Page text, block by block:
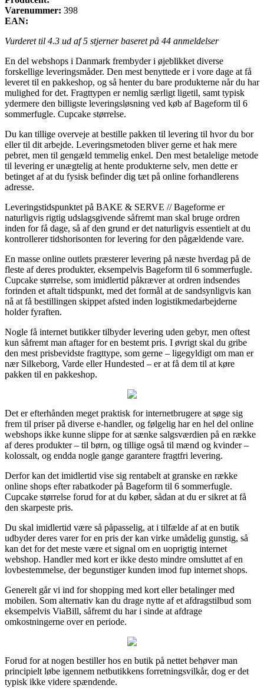
Varenummer: 398
EAN:
Vurderet til 4.3 ud af 5 stjerner baseret på 44 anmeldelser
En del webshops i Danmark frembyder i øjeblikket diverse
forskellige leveringsmåder. Den mest benyttede er i vore dage at få
leveret til en pakkeshop, og så henter du bare produkterne når du har
mulighed for det. Fragttypen er nemlig særligt ligetil, samt typisk
ydermere den billigste leveringsløsning ved køb af Bageform til 6
sommerfugle. Cupcake størrelse.
Du kan tillige overveje at bestille pakken til levering til hvor du bor
eller til dit arbejde. Leveringsmetoden bliver gerne et hak mere
pebret, men til gengæld temmelig enkel. Den mest betalelige metode
til levering er unægtelig at hente produkterne selv, men dette er
betinget af at du fysisk befinder dig tæt på online forhandlerens
adresse.
Leveringstidspunktet på BAKE & SERVE // Bageforme er
naturligvis rigtig udslagsgivende såfremt man skal bruge ordren
inden for få dage, så af den grund er det naturligvis essentielt at du
kontrollerer tidshorisonten for levering for den pågældende vare.
En masse online outlets præsterer levering på næste hverdag på de
fleste af deres produkter, eksempelvis Bageform til 6 sommerfugle.
Cupcake størrelse, som imidlertid påkræver at ordren indsendes
forinden et aftalt tidspunkt, med det formål at de sandsynligvis kan
nå at få bestillingen skippet afsted inden logistikmedarbejderne
holder fyraften.
Nogle få internet butikker tilbyder levering uden gebyr, men oftest
kun såfremt man aftager for en bestemt pris. I øvrigt skal du gribe
den mest prisbevidste fragttype, som gerne – ligegyldigt om man er
nær Silkeborg, Varde eller Hundested – er at få dem til at køre
pakken til en pakkeshop.
Det er efterhånden meget praktisk for internetbrugere at søge sig
frem til priser på diverse e-handler, og følgelig har en hel del online
webshops ikke kunne slippe for at sænke salgsværdien på en række
af deres produkter – til børn, og tillige også til mænd og kvinder –
kolossalt, og endda nogle gange garantere fragtfri levering.
Derfor kan det imidlertid vise sig rentabelt at granske en række
online shops efter rabatkoder på Bageform til 6 sommerfugle.
Cupcake størrelse forud for at du køber, sådan at du er sikret at få
den skarpeste pris.
Du skal imidlertid være så påpasselig, at i tilfælde af at en butik
udbyder deres varer for en pris der kan virke umådelig gunstig, så
kan det for det meste være et signal om en uoprigtig internet
webshop. Handler med kort er ikke desto mindre omsluttet af en
lovbestemmelse, der begunstiger kunden imod fup internet shops.
Generelt går vi ind for shopping med kort eller betalinger med
mobilen. Som alternativ kan du drage nytte af et afdragstilbud som
eksempelvis ViaBill, såfremt du har i sinde at afdrage
omkostningerne over en periode.
Forud for at nogen bestiller hos en butik på nettet behøver man
principielt løbe igennem netbutikkens forretningsvilkår, dog er det
typisk ikke videre spændende.